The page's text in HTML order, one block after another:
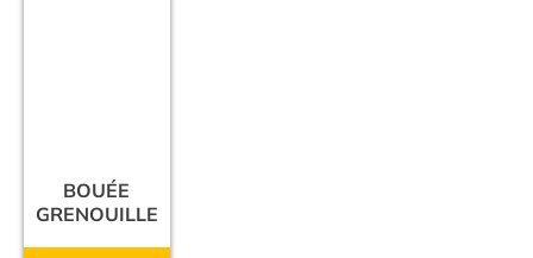
BOUÉE
GRENOUILLE